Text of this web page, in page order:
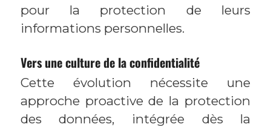
pour la protection de leurs
informations personnelles.
Vers une culture de la confidentialité
Cette évolution nécessite une
approche proactive de la protection
des données, intégrée dès la